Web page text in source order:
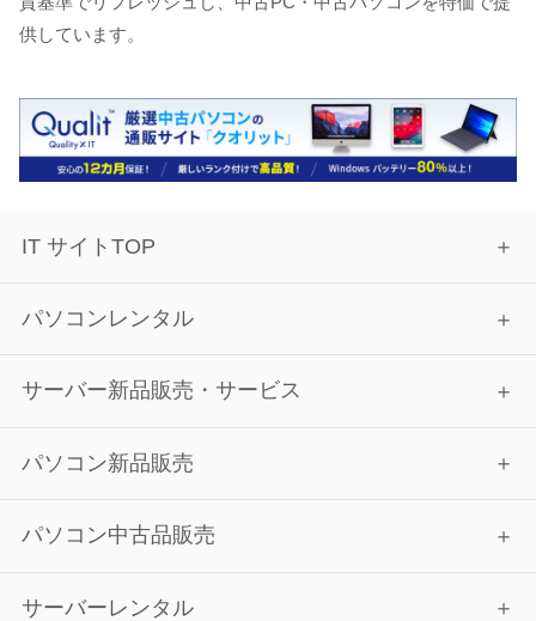
供しています。
IT サイトTOP
パソコンレンタル
サーバー新品販売・サービス
パソコン新品販売
パソコン中古品販売
サーバーレンタル